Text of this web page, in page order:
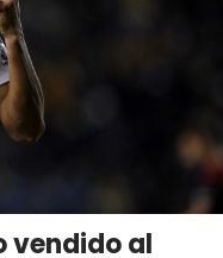
vendido al